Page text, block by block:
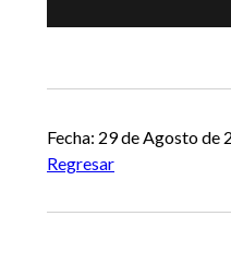
Fecha: 29 de Agosto de
Regresar